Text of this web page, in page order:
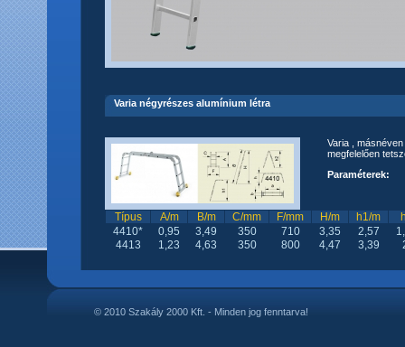
Varia négyrészes alumínium létra
Varia ,
megfelelően
Paraméterek:
Típus A/m B/m C/mm F/mm H/m h1/m
4410*
0,95 3,49 350 710 3,35 2,57
4413
1,23 4,63 350 800 4,47 3,39
© 2010 Szakály 2000 Kft. - Minden jog fenntarva!